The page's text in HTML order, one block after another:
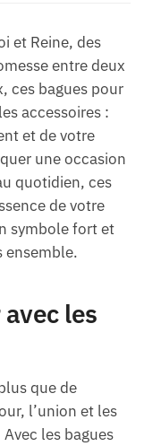
et Reine, des
entre deux
ces bagues pour
accessoires :
et de votre
une occasion
quotidien, ces
de votre
symbole fort et
ensemble.
les
que de
l’union et les
les bagues